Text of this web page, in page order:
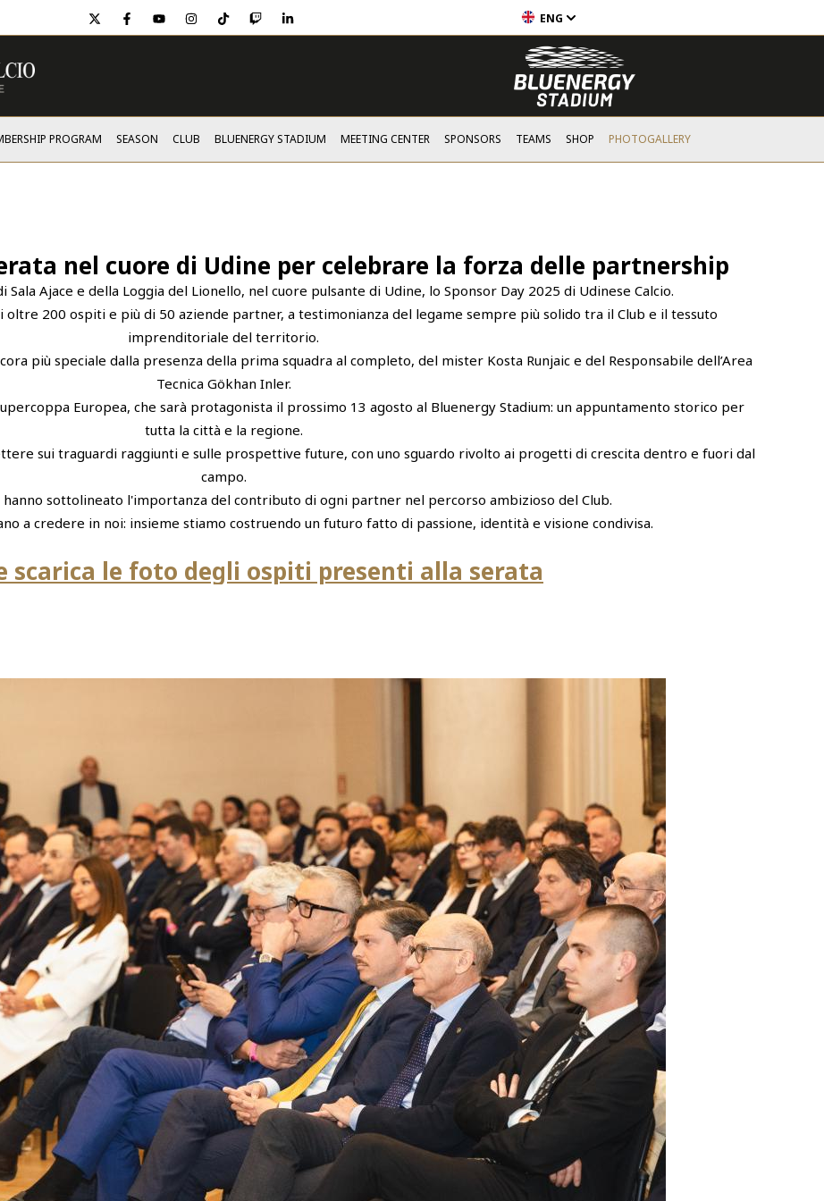
twitter facebook
youtubeinstagram
tiktoktwitchlinkedin ENG
PROGRAM SEASON CLUB BLUENERGY STADIUM MEETING CENTER SPONSORS TEAMS SHOP PHOTOGALLERY
nel cuore di Udine per celebrare la forza delle partnership
Sala Ajace e della Loggia del Lionello, nel cuore pulsante di Udine, lo Sponsor Day 2025 di Udinese Calcio.
200 ospiti e più di 50 aziende partner, a testimonianza del legame sempre più solido tra il Club e il tessuto
imprenditoriale del territorio.
più speciale dalla presenza della prima squadra al completo, del mister Kosta Runjaic e del Responsabile dell’Area
Tecnica Gökhan Inler.
Europea, che sarà protagonista il prossimo 13 agosto al Bluenergy Stadium: un appuntamento storico per
tutta la città e la regione.
sui traguardi raggiunti e sulle prospettive future, con uno sguardo rivolto ai progetti di crescita dentro e fuori dal
campo.
hanno sottolineato l'importanza del contributo di ogni partner nel percorso ambizioso del Club.
a credere in noi: insieme stiamo costruendo un futuro fatto di passione, identità e visione condivisa.
scarica le foto degli ospiti presenti alla serata